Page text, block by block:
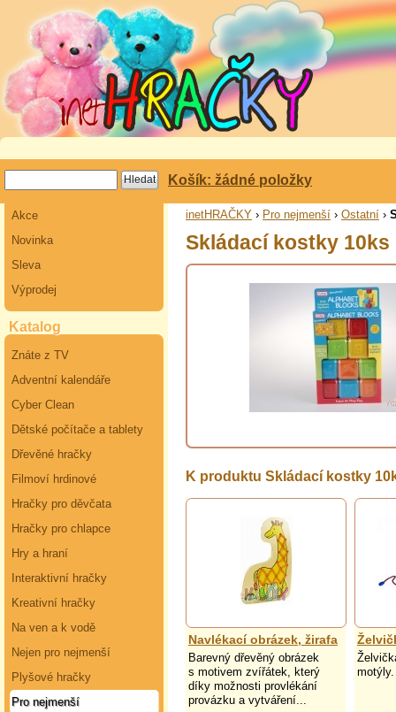
Košík: žádné položky
Akce
Novinka
Sleva
Výprodej
Katalog
Znáte z TV
Adventní kalendáře
Cyber Clean
Dětské počítače a tablety
Dřevěné hračky
Filmoví hrdinové
Hračky pro děvčata
Hračky pro chlapce
Hry a hraní
Interaktivní hračky
Kreativní hračky
Na ven a k vodě
Nejen pro nejmenší
Plyšové hračky
Pro nejmenší
inetHRAČKY › Pro nejmenší › Ostatní ›
Skládací kostky 10ks
K produktu Skládací kostky
Navlékací obrázek, žirafa
Barevný dřevěný obrázek
s motivem zvířátek, který
díky možnosti provlékání
provázku a vytváření...
motýly.